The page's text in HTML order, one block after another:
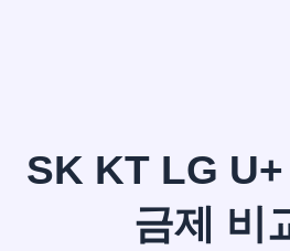
SK KT LG
금제 비